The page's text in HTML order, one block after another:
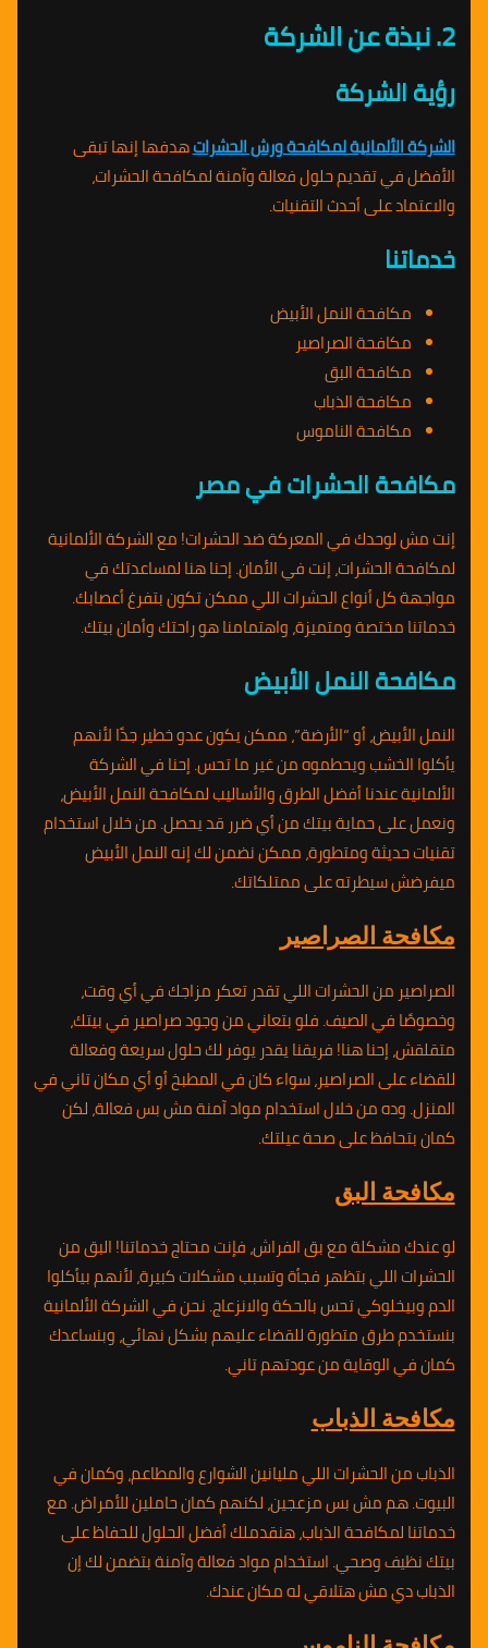
2. نبذة عن الشركة
رؤية الشركة
الشركة الألمانية لمكافحة ورش الحشراتهدفها إنها تبقى
الأفضل في تقديم حلول فعالة وآمنة لمكافحة الحشرات،
والاعتماد على أحدث التقنيات.
خدماتنا
مكافحة النمل الأبيض
مكافحة الصراصير
مكافحة البق
مكافحة الذباب
مكافحة الناموس
مكافحة الحشرات في مصر
إنت مش لوحدك في المعركة ضد الحشرات! مع الشركة الألمانية
لمكافحة الحشرات، إنت في الأمان. إحنا هنا لمساعدتك في
مواجهة كل أنواع الحشرات اللي ممكن تكون بتفرغ أعصابك.
خدماتنا مختصة ومتميزة، واهتمامنا هو راحتك وأمان بيتك.
مكافحة النمل الأبيض
النمل الأبيض، أو “الأرضة”، ممكن يكون عدو خطير جدًا لأنهم
يأكلوا الخشب ويحطموه من غير ما تحس. إحنا في الشركة
الألمانية عندنا أفضل الطرق والأساليب لمكافحة النمل الأبيض،
ونعمل على حماية بيتك من أي ضرر قد يحصل. من خلال استخدام
تقنيات حديثة ومتطورة، ممكن نضمن لك إنه النمل الأبيض
ميفرضش سيطرته على ممتلكاتك.
مكافحة الصراصير
الصراصير من الحشرات اللي تقدر تعكر مزاجك في أي وقت،
وخصوصًا في الصيف. فلو بتعاني من وجود صراصير في بيتك،
متقلقش، إحنا هنا! فريقنا يقدر يوفر لك حلول سريعة وفعالة
للقضاء على الصراصير، سواء كان في المطبخ أو أي مكان تاني في
المنزل. وده من خلال استخدام مواد آمنة مش بس فعالة، لكن
كمان بتحافظ على صحة عيلتك.
مكافحة البق
لو عندك مشكلة مع بق الفراش، فإنت محتاج خدماتنا! البق من
الحشرات اللي بتظهر فجأة وتسبب مشكلات كبيرة، لأنهم بيأكلوا
الدم وبيخلوكي تحس بالحكة والانزعاج. نحن في الشركة الألمانية
بنستخدم طرق متطورة للقضاء عليهم بشكل نهائي، وبنساعدك
كمان في الوقاية من عودتهم تاني.
مكافحة الذباب
الذباب من الحشرات اللي مليانين الشوارع والمطاعم، وكمان في
البيوت. هم مش بس مزعجين، لكنهم كمان حاملين للأمراض. مع
خدماتنا لمكافحة الذباب، هنقدملك أفضل الحلول للحفاظ على
بيتك نظيف وصحي. استخدام مواد فعالة وآمنة بتضمن لك إن
الذباب دي مش هتلاقي له مكان عندك.